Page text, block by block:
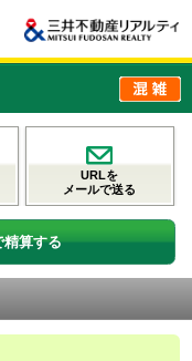
URLを
メールで送る
精算する